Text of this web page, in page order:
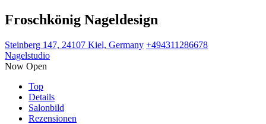
Froschkönig Nageldesign
Steinberg 147, 24107 Kiel, Germany +494311286678
Nagelstudio
Now Open
Top
Details
Salonbild
Rezensionen